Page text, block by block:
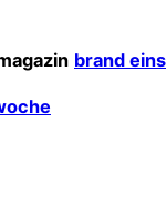
brand eins